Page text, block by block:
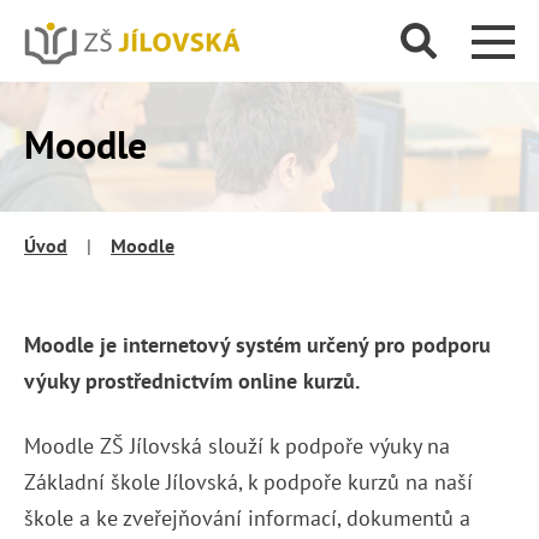
Moodle
Úvod | Moodle
Moodle je internetový systém určený pro podporu
výuky prostřednictvím online kurzů.
Moodle ZŠ Jílovská slouží k podpoře výuky na
Základní škole Jílovská, k podpoře kurzů na naší
škole a ke zveřejňování informací, dokumentů a